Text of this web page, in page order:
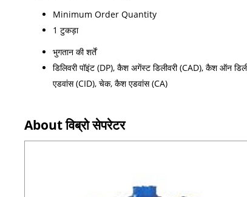
Minimum Order Quantity
1 टुकड़ा
भुगतान की शर्तें
डिलिवरी पॉइंट (DP), कैश अगेंस्ट डिलीवरी (CAD), कैश ऑन
एडवांस (CID), चेक, कैश एडवांस (CA)
About विब्रो सेपरेटर